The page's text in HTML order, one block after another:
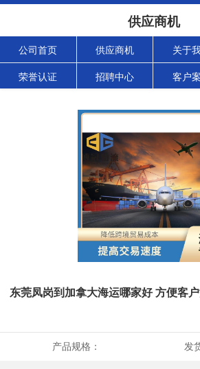
供应商机
公司首页 供应商机 关于
荣誉认证 招聘中心 客户
东莞凤岗到加拿大海运哪家好 方便客
产品规格： 发